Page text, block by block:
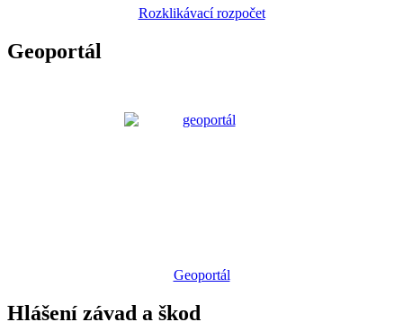
Rozklikávací rozpočet
Geoportál
Geoportál
Hlášení závad a škod